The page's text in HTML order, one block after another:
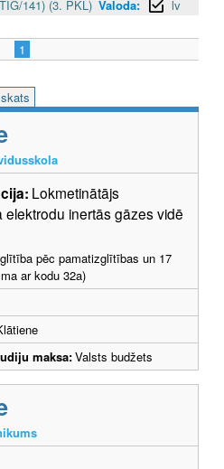
141) (3. PKL) Valoda: lv
1
Lokmetinātājs
inertās gāzes vidē
pēc pamatizglītības un 17
ar kodu 32a)
maksa:Valsts budžets